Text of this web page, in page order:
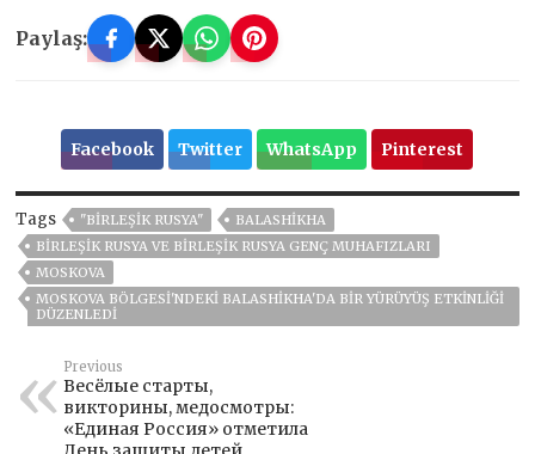
Paylaş:
Facebook Twitter WhatsApp Pinterest
Tags "BIRLEŞIK RUSYA"
BALASHIKHA
BIRLEŞIK RUSYA VE BIRLEŞIK RUSYA GENÇ MUHAFIZLARI
MOSKOVA
MOSKOVA BÖLGESI'NDEKI BALASHIKHA'DA BIR YÜRÜYÜŞ ETKINLIĞI
DÜZENLEDI
Previous
Весёлые старты,
викторины, медосмотры:
«Единая Россия» отметила